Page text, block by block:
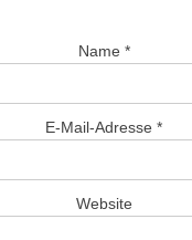
Name *
E-Mail-Adresse *
Website